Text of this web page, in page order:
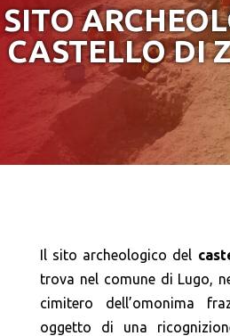
SITO
CASTELLO DI
Il sito archeologico del
trova nel comune di Lugo,
cimitero dell’omonima
oggetto di una